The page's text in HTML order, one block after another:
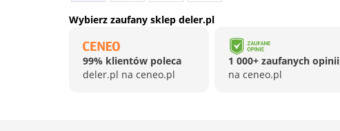
Wybierz zaufany sklep deler.pl
99% klientów poleca
deler.pl na ceneo.pl
1 000+ zaufanych opinii
na ceneo.pl